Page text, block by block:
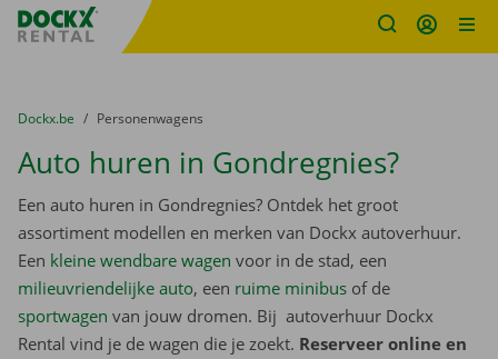
Fratello DEMO
U bevindt zich hier:
van
Dockx.be naar
Personenwagens
Auto huren in Gondregnies?
Een auto huren in Gondregnies? Ontdek het groot
assortiment modellen en merken van Dockx autoverhuur.
Een kleine wendbare wagen voor in de stad, een
milieuvriendelijke auto, een ruime minibus of de
sportwagen van jouw dromen. Bij autoverhuur Dockx
Rental vind je de wagen die je zoekt. Reserveer online en